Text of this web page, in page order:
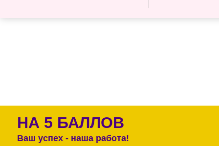
НА 5 БАЛЛОВ
Ваш успех - наша работа!